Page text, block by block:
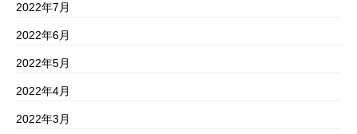
2022年7月
2022年6月
2022年5月
2022年4月
2022年3月